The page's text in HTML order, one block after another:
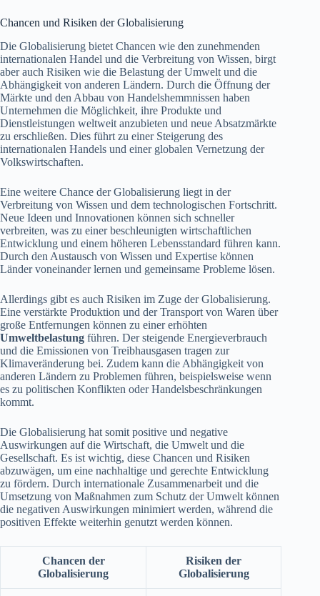
Chancen und Risiken der Globalisierung
Die Globalisierung bietet Chancen wie den zunehmenden
internationalen Handel und die Verbreitung von Wissen, birgt
aber auch Risiken wie die Belastung der Umwelt und die
Abhängigkeit von anderen Ländern. Durch die Öffnung der
Märkte und den Abbau von Handelshemmnissen haben
Unternehmen die Möglichkeit, ihre Produkte und
Dienstleistungen weltweit anzubieten und neue Absatzmärkte
zu erschließen. Dies führt zu einer Steigerung des
internationalen Handels und einer globalen Vernetzung der
Volkswirtschaften.
Eine weitere Chance der Globalisierung liegt in der
Verbreitung von Wissen und dem technologischen Fortschritt.
Neue Ideen und Innovationen können sich schneller
verbreiten, was zu einer beschleunigten wirtschaftlichen
Entwicklung und einem höheren Lebensstandard führen kann.
Durch den Austausch von Wissen und Expertise können
Länder voneinander lernen und gemeinsame Probleme lösen.
Allerdings gibt es auch Risiken im Zuge der Globalisierung.
Eine verstärkte Produktion und der Transport von Waren über
große Entfernungen können zu einer erhöhten
Umweltbelastung führen. Der steigende Energieverbrauch
und die Emissionen von Treibhausgasen tragen zur
Klimaveränderung bei. Zudem kann die Abhängigkeit von
anderen Ländern zu Problemen führen, beispielsweise wenn
es zu politischen Konflikten oder Handelsbeschränkungen
kommt.
Die Globalisierung hat somit positive und negative
Auswirkungen auf die Wirtschaft, die Umwelt und die
Gesellschaft. Es ist wichtig, diese Chancen und Risiken
abzuwägen, um eine nachhaltige und gerechte Entwicklung
zu fördern. Durch internationale Zusammenarbeit und die
Umsetzung von Maßnahmen zum Schutz der Umwelt können
die negativen Auswirkungen minimiert werden, während die
positiven Effekte weiterhin genutzt werden können.
Chancen der
Globalisierung
Risiken der
Globalisierung